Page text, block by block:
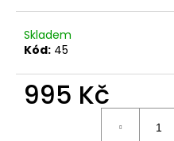
Skladem
Kód: 45
995 Kč